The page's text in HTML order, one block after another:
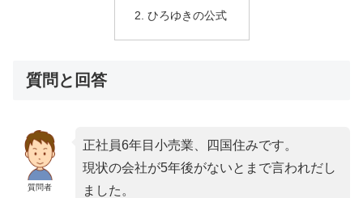
ひろゆきの公式
質問と回答
質問者
正社員6年目小売業、四国住みです。
現状の会社が5年後がないとまで言われだし
ました。